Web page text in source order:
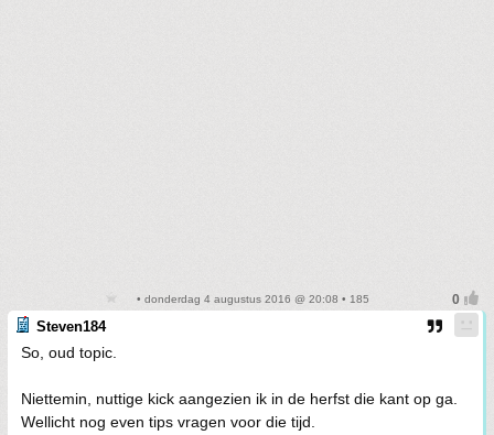
• donderdag 4 augustus 2016 @ 20:08 • 185
Steven184
So, oud topic.
Niettemin, nuttige kick aangezien ik in de herfst die kant op ga.
Wellicht nog even tips vragen voor die tijd.